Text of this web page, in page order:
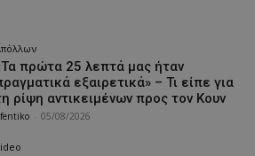
πρώτα 25 λεπτά μας ήταν
εξαιρετικά» – Τι είπε για
ρίψη αντικειμένων προς τον Κουν
05/08/2026